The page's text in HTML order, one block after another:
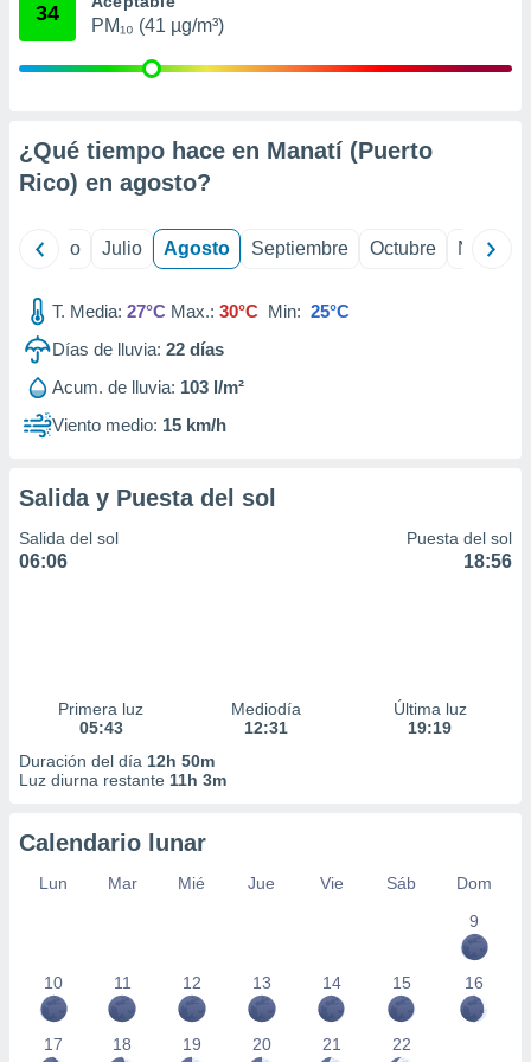
publicidad
1199
34
PM₁₀ (41 µg/m³)
¿Qué tiempo hace en Manatí (Puerto
Rico) en agosto?
Junio Julio Agosto Septiembre Octubre
T. Media: 27°C Max.: 30°C Min: 25°C
Días de lluvia: 22 días
Acum. de lluvia: 103 l/m²
Viento medio: 15 km/h
Salida y Puesta del sol
Salida del sol
06:06
Puesta del sol
18:56
Primera luz
05:43
Mediodía
12:31
Última luz
19:19
Duración del día 12h 50m
Luz diurna restante 11h 3m
Calendario lunar
Lun Mar Mié Jue Vie Sáb
Dom
9
10 11 12 13 14 15 16
17 18 19 20 21 22